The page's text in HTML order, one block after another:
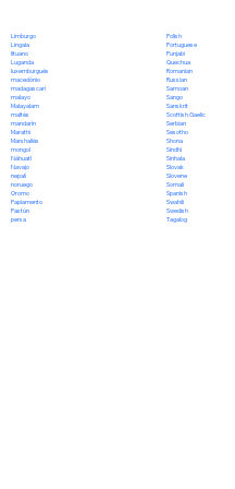
Limburgo
Lingala
lituano
Luganda
luxemburgués
macedónio
madagascarí
malayo
Malayalam
maltés
mandarín
Marathi
Marshallés
mongol
Náhuatl
Navajo
nepalí
noruego
Oromo
Papiamento
Pastún
persa
Polish
Portuguese
Punjabi
Quechua
Romanian
Russian
Samoan
Sango
Sanskrit
Scottish Gaelic
Serbian
Sesotho
Shona
Sindhi
Sinhala
Slovak
Slovene
Somali
Spanish
Swahili
Swedish
Tagalog